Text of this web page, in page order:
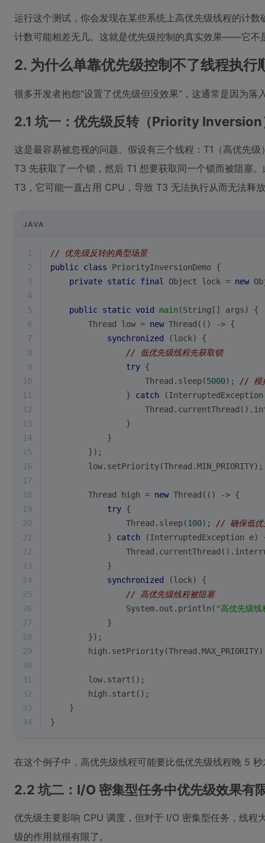
运行这个测试，你会发现在某些系统上高优先级线程的计
计数可能相差无几。这就是优先级控制的真实效果——它不
2. 为什么单靠优先级控制不了线程执行
很多开发者抱怨“设置了优先级但没效果”，这通常是因为落
2.1 坑一：优先级反转（Priority Inversion
这是最容易被忽视的问题。假设有三个线程：T1（高优先
T3 先获取了一个锁，然后 T1 想要获取同一个锁而被阻塞
T3，它可能一直占用 CPU，导致 T3 无法执行从而无法释
JAVA
1
// 优先级反转的典型场景
2
public class PriorityInversionDemo {
3
private static final Object lock = new
4
5
public static void main(String[] args)
{
6
        Thread low =
new Thread(() -> {
7
synchronized
(lock) {
8
// 低优先级线程先获取锁
9
try {
10
                    Thread.sleep(
5000); // 模
11
                }
catch
12
13
                }
14
            }
15
        });
16
        low.setPriority(Thread.MIN_PRIORITY);
17
18
        Thread high =
new Thread(() -> {
19
try {
20
                Thread.sleep(
100); // 确保低优
21
            }
catch (InterruptedException e)
22
23
            }
24
synchronized
(lock) {
25
// 高优先级线程被阻塞
26
                System.out.println(
"高优先级线
27
            }
28
        });
29
30
31
        low.start();
32
        high.start();
33
    }
34
}
在这个例子中，高优先级线程可能要比低优先级线程晚 5
2.2 坑二：I/O 密集型任务中优先级效果有
优先级主要影响 CPU 调度，但对于 I/O 密集型任务，线程
级的作用就很有限了。